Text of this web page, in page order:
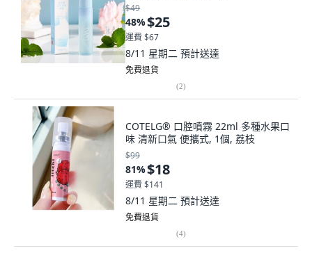
$49
48%$25
運費 $67
8/11 星期二 預計送達
免費退貨
(2)
COTELG® 口腔噴霧 22ml 多種水果口
味 清新口氣 便攜式, 1個, 荔枝
$99
81%$18
運費 $141
8/11 星期二 預計送達
免費退貨
(4)